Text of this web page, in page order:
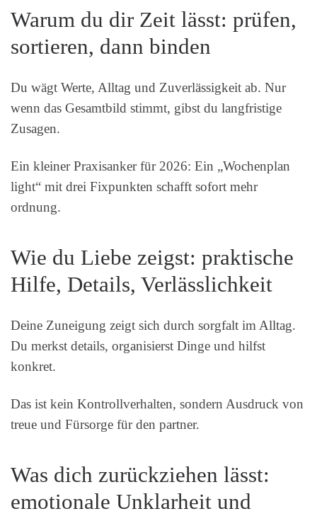
Warum du dir Zeit lässt: prüfen,
sortieren, dann binden
Du wägt Werte, Alltag und Zuverlässigkeit ab. Nur
wenn das Gesamtbild stimmt, gibst du langfristige
Zusagen.
Ein kleiner Praxisanker für 2026: Ein „Wochenplan
light“ mit drei Fixpunkten schafft sofort mehr
ordnung.
Wie du Liebe zeigst: praktische
Hilfe, Details, Verlässlichkeit
Deine Zuneigung zeigt sich durch sorgfalt im Alltag.
Du merkst details, organisierst Dinge und hilfst
konkret.
Das ist kein Kontrollverhalten, sondern Ausdruck von
treue und Fürsorge für den partner.
Was dich zurückziehen lässt:
emotionale Unklarheit und